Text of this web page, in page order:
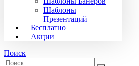
Шаблоны
Презентаций
Бесплатно
Акции
Поиск